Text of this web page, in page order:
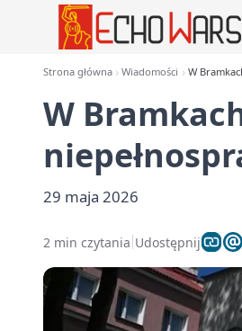
Strona główna Wiadomości W
W
29 maja 2026
2 min czytania Udostępnij